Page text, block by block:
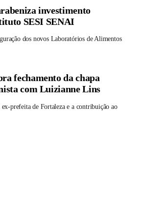
investimento
SESI SENAI
dos novos Laboratórios de Alimentos
fechamento da chapa
com Luizianne Lins
ex-prefeita de Fortaleza e a contribuição ao